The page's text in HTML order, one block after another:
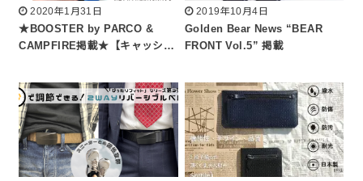
2020年1月31日
★BOOSTER by PARCO &
CAMPFIRE掲載★【キャッシ…
2019年10月4日
Golden Bear News “BEAR
FRONT Vol.5” 掲載